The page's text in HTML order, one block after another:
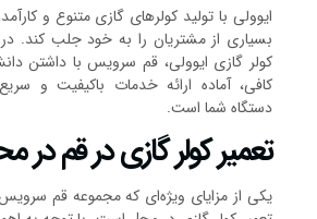
ایوولی با تولید کولرهای گازی متنوع و
بسیاری از مشتریان را به خود جلب کند.
کولر گازی ایوولی، قم سرویس با داشتن
کافی، آماده ارائه خدمات باکیفیت و
دستگاه شما است.
تعمیر کولر گازی در قم در
یکی از مزایای ویژه‌ای که مجموعه قم